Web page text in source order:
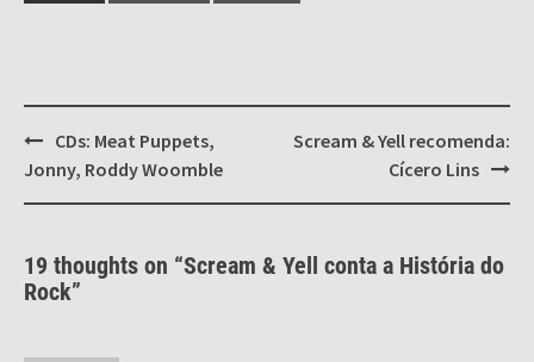
Post
navigation
CDs: Meat Puppets,
Jonny, Roddy Woomble
Scream & Yell recomenda:
Cícero Lins
19 thoughts on “Scream & Yell conta a História do
Rock”